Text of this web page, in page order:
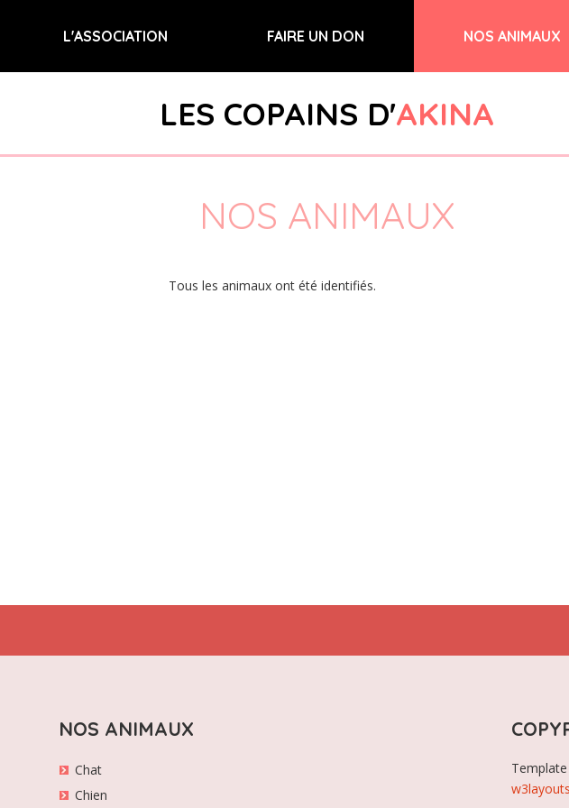
L'ASSOCIATION FAIRE UN DON NOS ANIMAUX
LES COPAINS D'AKINA
NOS ANIMAUX
Tous les animaux ont été identifiés.
NOS ANIMAUX
Chat
Chien
w3layouts